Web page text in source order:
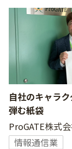
自社のキャラ
弾む紙袋
ProGATE株式
情報通信業